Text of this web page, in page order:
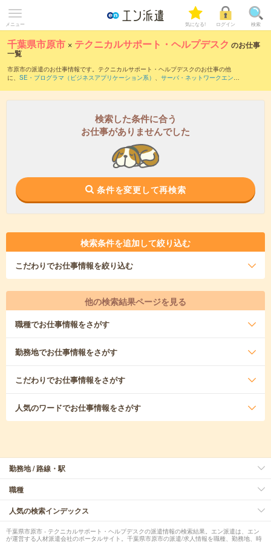
メニュー 気になる! ログイン 検索
千葉県市原市 × テクニカルサポート・ヘルプデスク のお仕事
一覧
市原市の派遣のお仕事情報です。テクニカルサポート・ヘルプデスクのお仕事の他
に、 SE・プログラマ（ビジネスアプリケーション系） 、 サーバ・ネットワークエンジ
ート・ヘルプデスクのお仕事とは？とは？
検索した条件に合う
お仕事がありませんでした
条件を変更して再検索
検索条件を追加して絞り込む
こだわりでお仕事情報を絞り込む
他の検索結果ページを見る
職種でお仕事情報をさがす
勤務地でお仕事情報をさがす
こだわりでお仕事情報をさがす
人気のワードでお仕事情報をさがす
勤務地 / 路線・駅
職種
人気の検索インデックス
千葉県市原市 - テクニカルサポート・ヘルプデスクの派遣情報の検索結果。エン派遣は、エン
が運営する人材派遣会社のポータルサイト。千葉県市原市の派遣/求人情報を職種、勤務地、時